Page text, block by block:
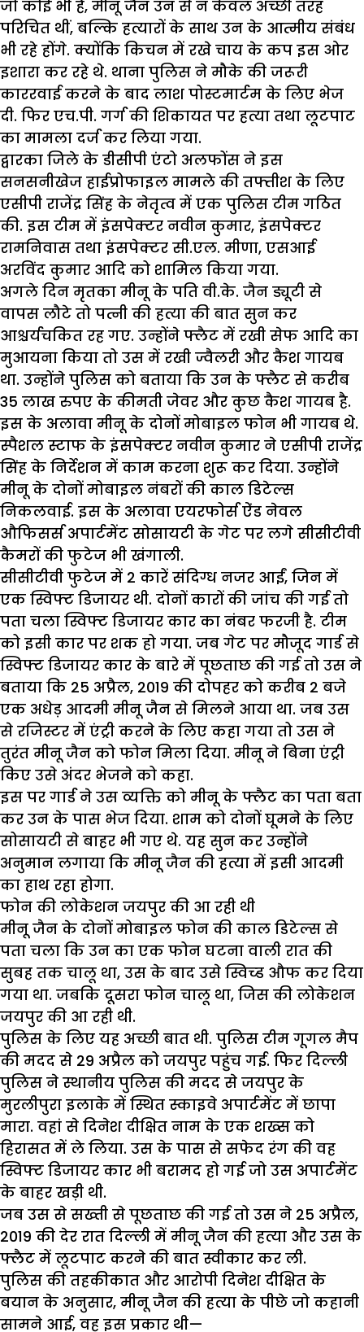
जो कोई भी हैं, मीनू जैन उन से न केवल अच्छी तरह
परिचित थीं, बल्कि हत्यारों के साथ उन के आत्मीय संबंध
भी रहे होंगे. क्योंकि किचन में रखे चाय के कप इस ओर
इशारा कर रहे थे. थाना पुलिस ने मौके की जरूरी
काररवाई करने के बाद लाश पोस्टमार्टम के लिए भेज
दी. फिर एच.पी. गर्ग की शिकायत पर हत्या तथा लूटपाट
का मामला दर्ज कर लिया गया.
द्वारका जिले के डीसीपी एंटो अलफोंस ने इस
सनसनीखेज हाईप्रोफाइल मामले की तफ्तीश के लिए
एसीपी राजेंद्र सिंह के नेतृत्व में एक पुलिस टीम गठित
की. इस टीम में इंसपेक्टर नवीन कुमार, इंसपेक्टर
रामनिवास तथा इंसपेक्टर सी.एल. मीणा, एसआई
अरविंद कुमार आदि को शामिल किया गया.
अगले दिन मृतका मीनू के पति वी.के. जैन ड्यूटी से
वापस लौटे तो पत्नी की हत्या की बात सुन कर
आश्चर्यचकित रह गए. उन्होंने फ्लैट में रखी सेफ आदि का
मुआयना किया तो उस में रखी ज्वैलरी और कैश गायब
था. उन्होंने पुलिस को बताया कि उन के फ्लैट से करीब
35 लाख रुपए के कीमती जेवर और कुछ कैश गायब है.
इस के अलावा मीनू के दोनों मोबाइल फोन भी गायब थे.
स्पैशल स्टाफ के इंसपेक्टर नवीन कुमार ने एसीपी राजेंद्र
सिंह के निर्देशन में काम करना शुरू कर दिया. उन्होंने
मीनू के दोनों मोबाइल नंबरों की काल डिटेल्स
निकलवाई. इस के अलावा एयरफोर्स ऐंड नेवल
औफिसर्स अपार्टमेंट सोसायटी के गेट पर लगे सीसीटीवी
कैमरों की फुटेज भी खंगाली.
सीसीटीवी फुटेज में 2 कारें संदिग्ध नजर आईं, जिन में
एक स्विफ्ट डिजायर थी. दोनों कारों की जांच की गई तो
पता चला स्विफ्ट डिजायर कार का नंबर फरजी है. टीम
को इसी कार पर शक हो गया. जब गेट पर मौजूद गार्ड से
स्विफ्ट डिजायर कार के बारे में पूछताछ की गई तो उस ने
बताया कि 25 अप्रैल, 2019 की दोपहर को करीब 2 बजे
एक अधेड़ आदमी मीनू जैन से मिलने आया था. जब उस
से रजिस्टर में एंट्री करने के लिए कहा गया तो उस ने
तुरंत मीनू जैन को फोन मिला दिया. मीनू ने बिना एंट्री
किए उसे अंदर भेजने को कहा.
इस पर गार्ड ने उस व्यक्ति को मीनू के फ्लैट का पता बता
कर उन के पास भेज दिया. शाम को दोनों घूमने के लिए
सोसायटी से बाहर भी गए थे. यह सुन कर उन्होंने
अनुमान लगाया कि मीनू जैन की हत्या में इसी आदमी
का हाथ रहा होगा.
फोन की लोकेशन जयपुर की आ रही थी
मीनू जैन के दोनों मोबाइल फोन की काल डिटेल्स से
पता चला कि उन का एक फोन घटना वाली रात की
सुबह तक चालू था, उस के बाद उसे स्विच्ड औफ कर दिया
गया था. जबकि दूसरा फोन चालू था, जिस की लोकेशन
जयपुर की आ रही थी.
पुलिस के लिए यह अच्छी बात थी. पुलिस टीम गूगल मैप
की मदद से 29 अप्रैल को जयपुर पहुंच गई. फिर दिल्ली
पुलिस ने स्थानीय पुलिस की मदद से जयपुर के
मुरलीपुरा इलाके में स्थित स्काइवे अपार्टमेंट में छापा
मारा. वहां से दिनेश दीक्षित नाम के एक शख्स को
हिरासत में ले लिया. उस के पास से सफेद रंग की वह
स्विफ्ट डिजायर कार भी बरामद हो गई जो उस अपार्टमेंट
के बाहर खड़ी थी.
जब उस से सख्ती से पूछताछ की गई तो उस ने 25 अप्रैल,
2019 की देर रात दिल्ली में मीनू जैन की हत्या और उस के
फ्लैट में लूटपाट करने की बात स्वीकार कर ली.
पुलिस की तहकीकात और आरोपी दिनेश दीक्षित के
बयान के अनुसार, मीनू जैन की हत्या के पीछे जो कहानी
सामने आई, वह इस प्रकार थी—